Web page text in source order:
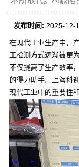
发布时间: 2025-
在现代工业生产中，
工检测方式逐渐被更
不仅提高了生产效率
的得力助手。上海科
现代工业中的重要性和